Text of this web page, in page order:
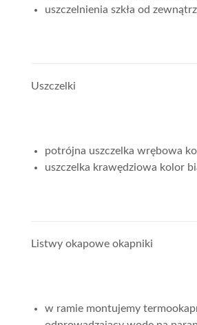
uszczelnienia szkła od
Uszczelki
potrójna uszczelka wrębowa
uszczelka krawędziowa kolor
Listwy okapowe okapniki
w ramie montujemy